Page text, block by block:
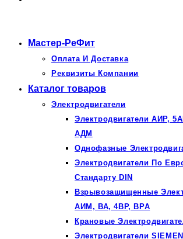
Мастер-РеФит
Оплата И Доставка
Реквизиты Компании
Каталог товаров
Электродвигатели
Электродвигатели АИР,
АДМ
Однофазные
Электродвигатели По
Стандарту DIN
Взрывозащищенные
АИМ, ВА, 4ВР, ВРА
Крановые
Электродвигатели